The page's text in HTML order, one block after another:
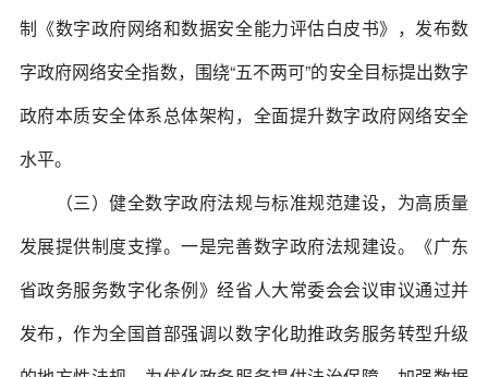
制《数字政府网络和数据安全能力评估白皮书》，发布数
字政府网络安全指数，围绕“五不两可”的安全目标提出数字
政府本质安全体系总体架构，全面提升数字政府网络安全
水平。
（三）健全数字政府法规与标准规范建设，为高质量
发展提供制度支撑。一是完善数字政府法规建设。《广东
省政务服务数字化条例》经省人大常委会会议审议通过并
发布，作为全国首部强调以数字化助推政务服务转型升级